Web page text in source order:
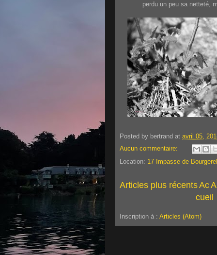
perdu un peu sa netteté,
Posted by bertrand at avril 05,
Aucun commentaire:
Location: 17 Impasse de
Articles plus récentsAc
cueil
Inscription à : Articles (Atom)